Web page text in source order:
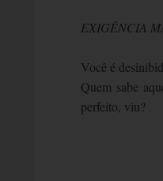
EXIGÊNCIA
Você é
Quem sabe
perfeito, viu?